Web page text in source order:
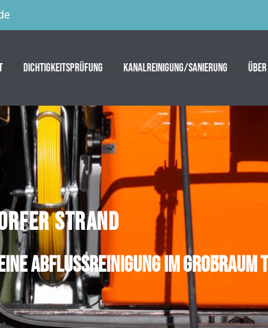
Dichtigkeitsprüfung Kanalreinigung/Sanierung
STRAND
Abflussreinigung im Großraum